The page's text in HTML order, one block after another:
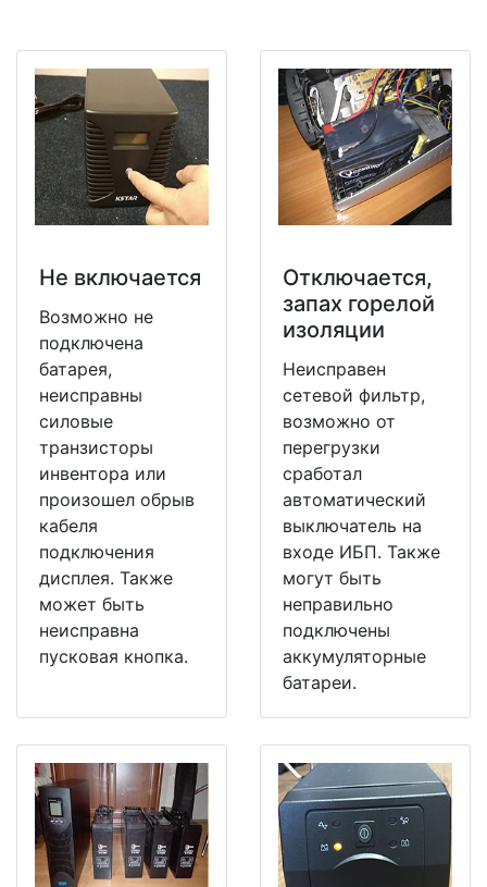
Не включается
Возможно не
подключена
батарея,
неисправны
силовые
транзисторы
инвентора или
произошел обрыв
кабеля
подключения
дисплея. Также
может быть
неисправна
пусковая кнопка.
Отключается,
запах горелой
изоляции
Неисправен
сетевой фильтр,
возможно от
перегрузки
сработал
автоматический
выключатель на
входе ИБП. Также
могут быть
неправильно
подключены
аккумуляторные
батареи.